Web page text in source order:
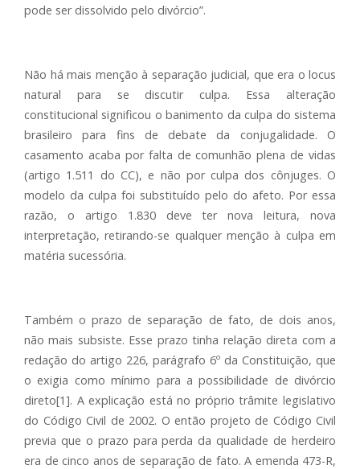
pode ser dissolvido pelo divórcio”.
Não há mais menção à separação judicial, que era o locus
natural para se discutir culpa. Essa alteração
constitucional significou o banimento da culpa do sistema
brasileiro para fins de debate da conjugalidade. O
casamento acaba por falta de comunhão plena de vidas
(artigo 1.511 do CC), e não por culpa dos cônjuges. O
modelo da culpa foi substituído pelo do afeto. Por essa
razão, o artigo 1.830 deve ter nova leitura, nova
interpretação, retirando-se qualquer menção à culpa em
matéria sucessória.
Também o prazo de separação de fato, de dois anos,
não mais subsiste. Esse prazo tinha relação direta com a
redação do artigo 226, parágrafo 6º da Constituição, que
o exigia como mínimo para a possibilidade de divórcio
direto[1]. A explicação está no próprio trâmite legislativo
do Código Civil de 2002. O então projeto de Código Civil
previa que o prazo para perda da qualidade de herdeiro
era de cinco anos de separação de fato. A emenda 473-R,